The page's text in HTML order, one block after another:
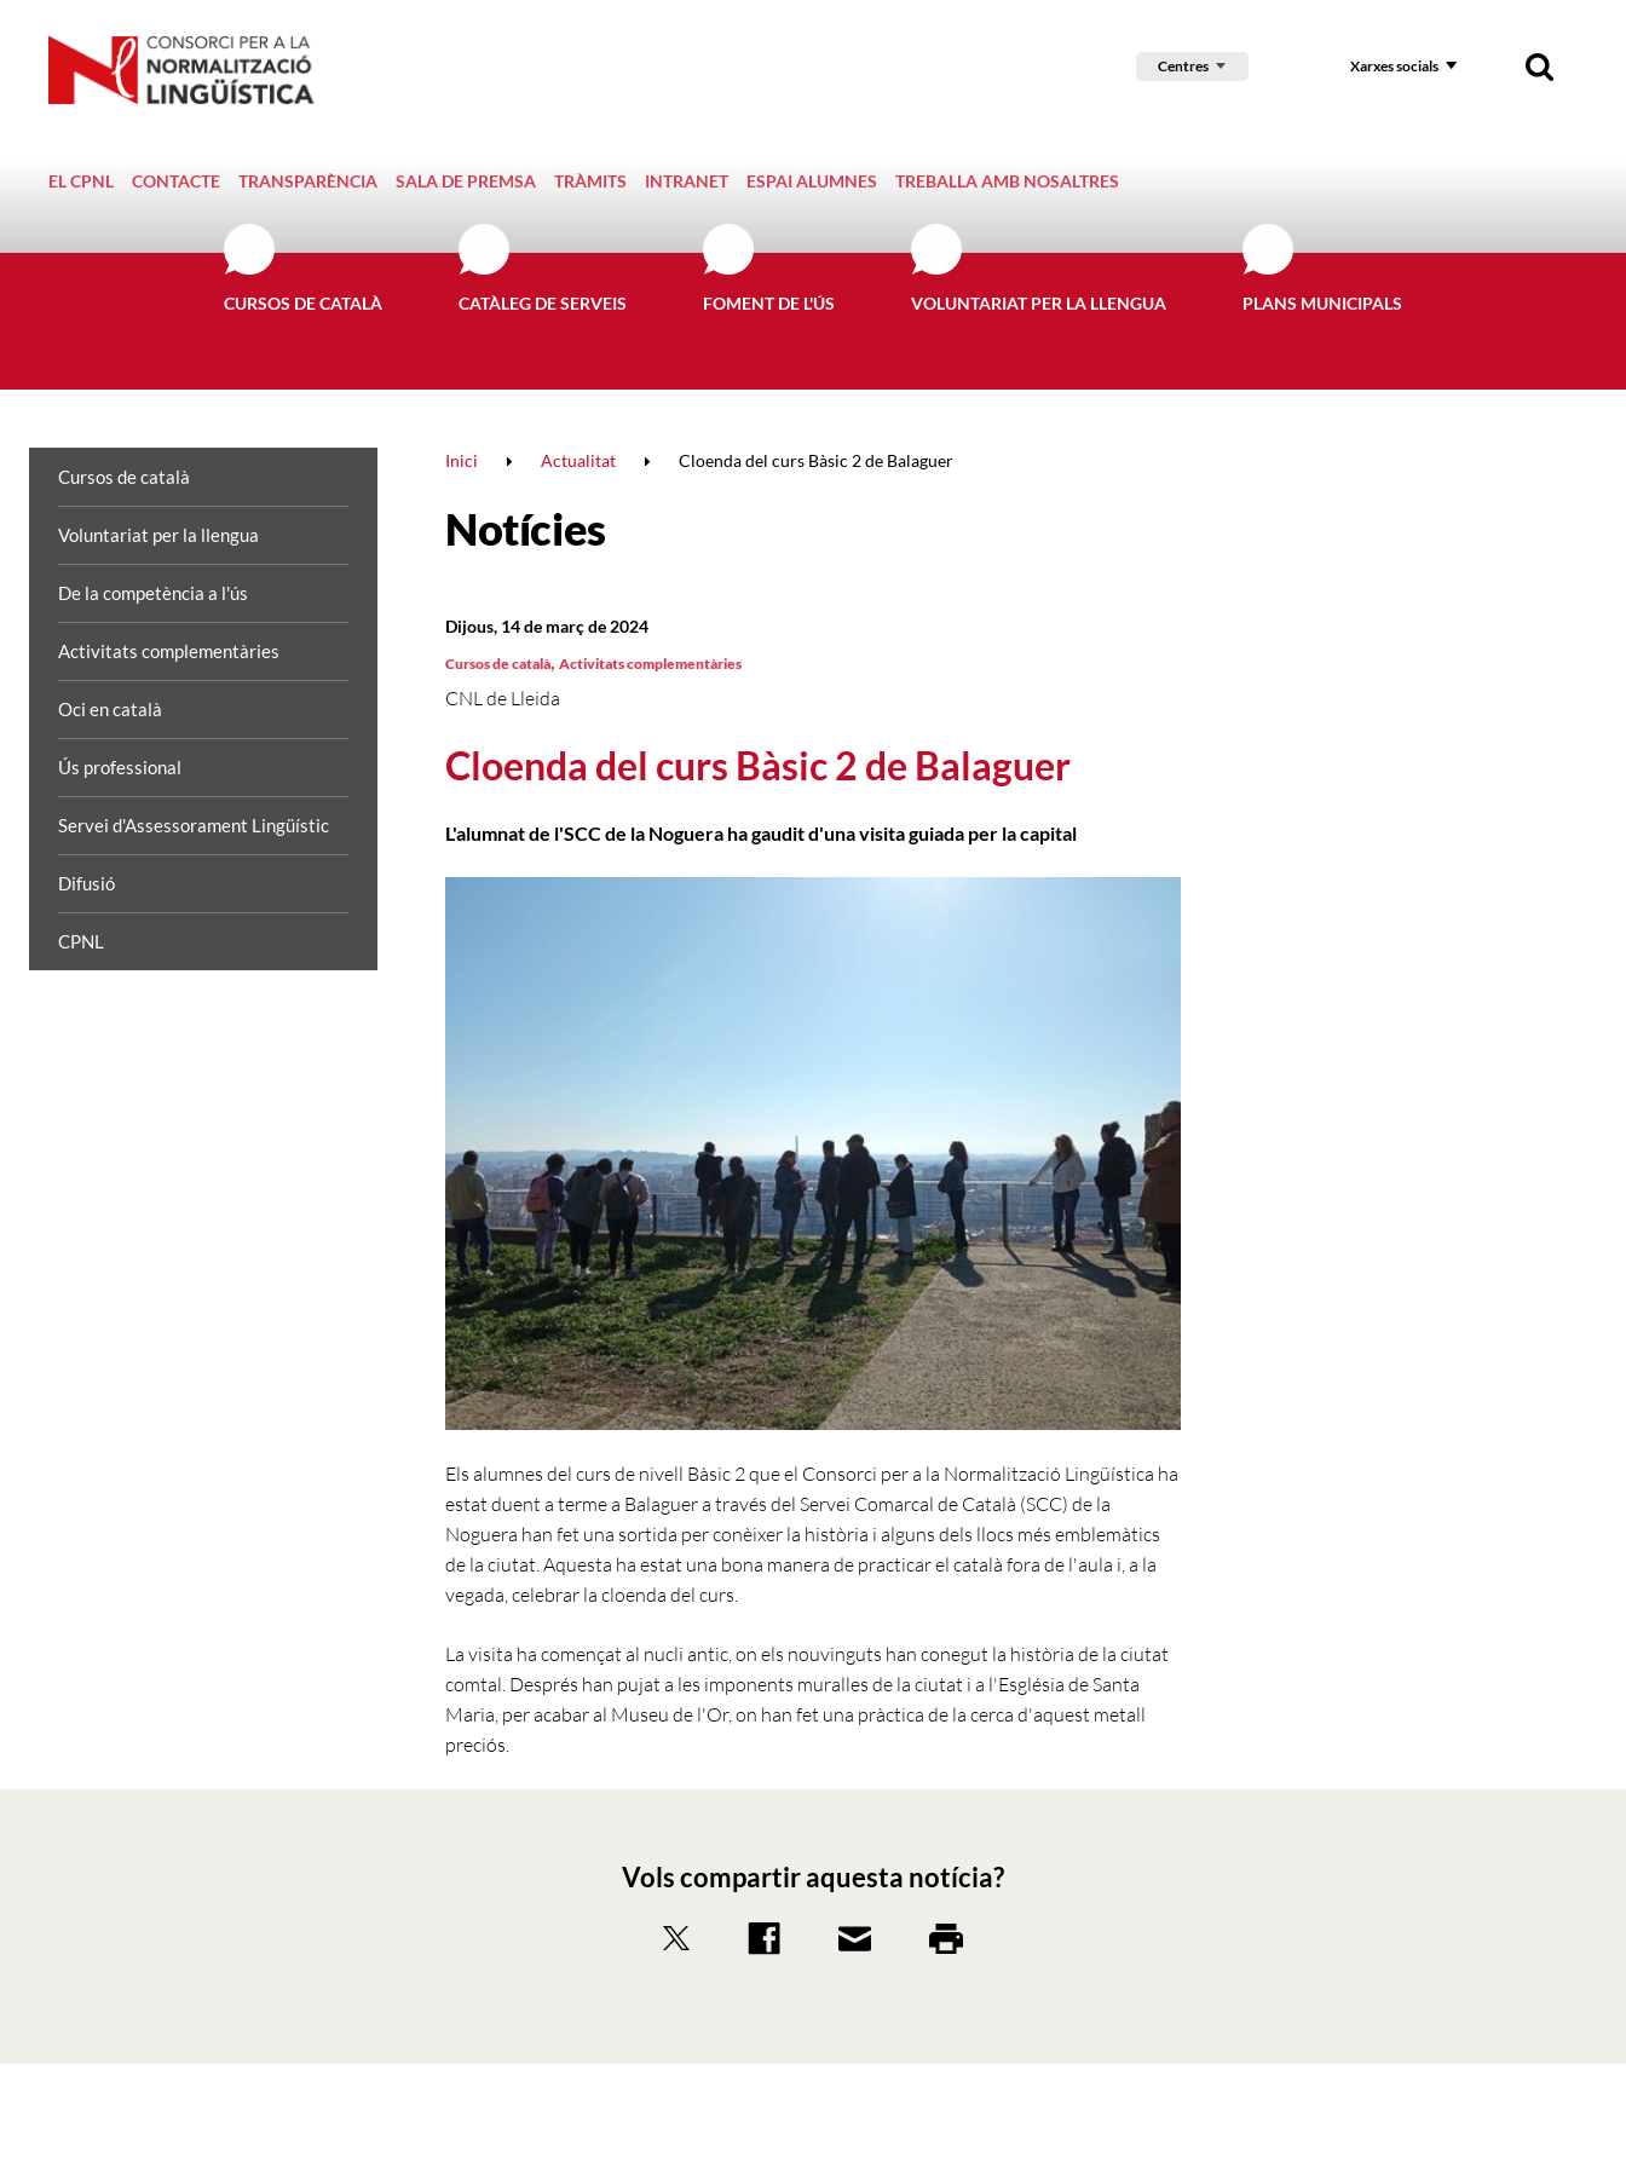
Centres Xarxes socials
EL CPNL CONTACTE TRANSPARÈNCIA SALA DE PREMSA TRÀMITS INTRANET ESPAI ALUMNES TREBALLA AMB NOSALTRES
CURSOS DE CATALÀ CATÀLEG DE SERVEIS FOMENT DE L'ÚS VOLUNTARIAT PER LA LLENGUA PLANS MUNICIPALS
Cursos de català
Voluntariat per la llengua
De la competència a l'ús
Activitats complementàries
Oci en català
Ús professional
Servei d'Assessorament Lingüístic
Difusió
CPNL
Inici Actualitat Cloenda del curs Bàsic 2 de Balaguer
Notícies
Cloenda del curs Bàsic 2 de Balaguer
CNL de Lleida
Dijous, 14 de març de 2024
Cursos de català, Activitats complementàries
L'alumnat de l'SCC de la Noguera ha gaudit d'una visita guiada per la capital
Els alumnes del curs de nivell Bàsic 2 que el Consorci per a la Normalització Lingüística ha
estat duent a terme a Balaguer a través del Servei Comarcal de Català (SCC) de la
Noguera han fet una sortida per conèixer la història i alguns dels llocs més emblemàtics
de la ciutat. Aquesta ha estat una bona manera de practicar el català fora de l'aula i, a la
vegada, celebrar la cloenda del curs.
La visita ha començat al nucli antic, on els nouvinguts han conegut la història de la ciutat
comtal. Després han pujat a les imponents muralles de la ciutat i a l'Església de Santa
Maria, per acabar al Museu de l'Or, on han fet una pràctica de la cerca d'aquest metall
preciós.
Vols compartir aquesta notícia?